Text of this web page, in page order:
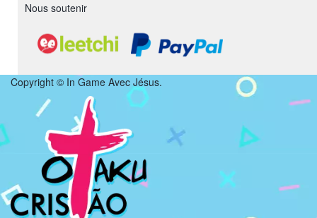
Nous soutenir
Copyright © In Game Avec Jésus.